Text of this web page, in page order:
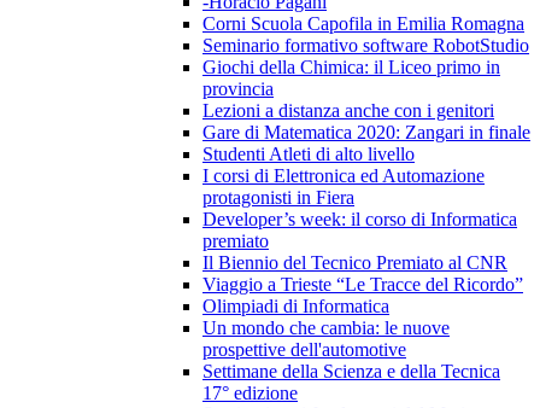
Corni Scuola Capofila in Emilia Romagna
Seminario formativo software RobotStudio
Giochi della Chimica: il Liceo primo in
provincia
Lezioni a distanza anche con i genitori
Gare di Matematica 2020: Zangari in finale
Studenti Atleti di alto livello
I corsi di Elettronica ed Automazione
protagonisti in Fiera
Developer’s week: il corso di Informatica
premiato
Il Biennio del Tecnico Premiato al CNR
Viaggio a Trieste “Le Tracce del Ricordo”
Olimpiadi di Informatica
Un mondo che cambia: le nuove
prospettive dell'automotive
Settimane della Scienza e della Tecnica
17° edizione